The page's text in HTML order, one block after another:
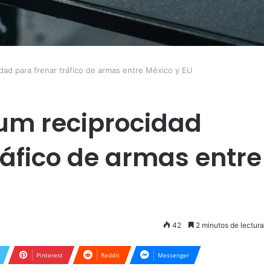
para frenar tráfico de armas entre México y EU
reciprocidad
de armas entre
42 2 minutos de lectura
Pinterest Reddit Messenger